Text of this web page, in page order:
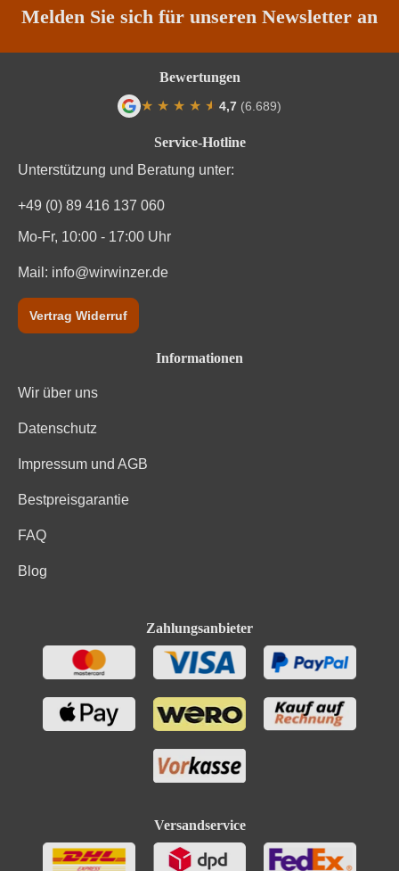
Restzucker in g/L
Säuregehalt in g/L
Traubenfarbe
Weinart
Melden Sie sich für unseren Newsletter an
Service-Hotline
Unterstützung und Beratung unter:
+49 (0) 89 416 137 060
Mo-Fr, 10:00 - 17:00 Uhr
Mail: info@wirwinzer.de
Vertrag Widerruf
Informationen
Wir über uns
Datenschutz
Impressum und AGB
Bestpreisgarantie
FAQ
Blog
Zahlungsanbieter
Versandservice
Bewertungen
★ ★ ★ ★ ★
★ 4,7 (6.689)